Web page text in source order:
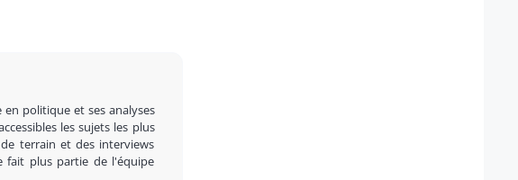
politique et ses analyses
les sujets les plus
terrain et des interviews
fait plus partie de l'équipe